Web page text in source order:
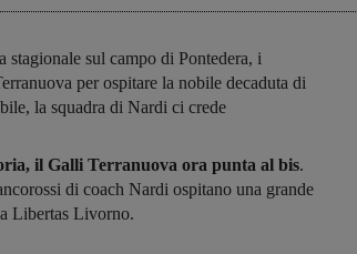
stagionale sul campo di Pontedera, i
per ospitare la nobile decaduta di
la squadra di Nardi ci crede
il Galli Terranuova ora punta al bis.
di coach Nardi ospitano una grande
Libertas Livorno.